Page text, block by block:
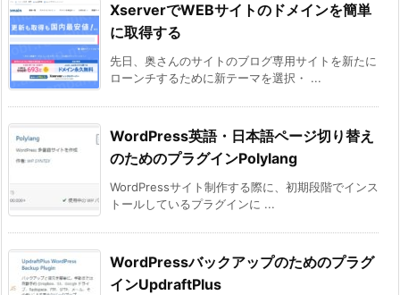
XserverでWEBサイトのドメインを簡単
に取得する
先日、奥さんのサイトのブログ専用サイトを新たに
ローンチするために新テーマを選択・ ...
WordPress英語・日本語ページ切り替え
のためのプラグインPolylang
WordPressサイト制作する際に、初期段階でインス
トールしているプラグインに ...
WordPressバックアップのためのプラグ
インUpdraftPlus